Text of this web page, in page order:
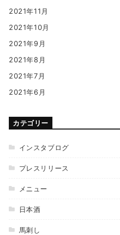
2021年11月
2021年10月
2021年9月
2021年8月
2021年7月
2021年6月
カテゴリー
インスタブログ
プレスリリース
メニュー
日本酒
馬刺し